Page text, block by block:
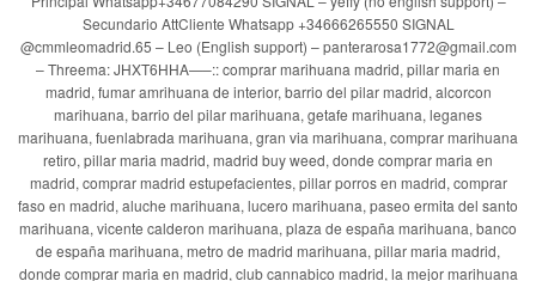
Secundario AttCliente Whatsapp +34666265550 SIGNAL
@cmmleomadrid.65 – Leo (English support) – panterarosa1772@gmail.com
– Threema: JHXT6HHA—–:: comprar marihuana madrid, pillar maria en
madrid, fumar amrihuana de interior, barrio del pilar madrid, alcorcon
marihuana, barrio del pilar marihuana, getafe marihuana, leganes
marihuana, fuenlabrada marihuana, gran via marihuana, comprar marihuana
retiro, pillar maria madrid, madrid buy weed, donde comprar maria en
madrid, comprar madrid estupefacientes, pillar porros en madrid, comprar
faso en madrid, aluche marihuana, lucero marihuana, paseo ermita del santo
marihuana, vicente calderon marihuana, plaza de españa marihuana, banco
de españa marihuana, metro de madrid marihuana, pillar maria madrid,
donde comprar maria en madrid, club cannabico madrid, la mejor marihuana